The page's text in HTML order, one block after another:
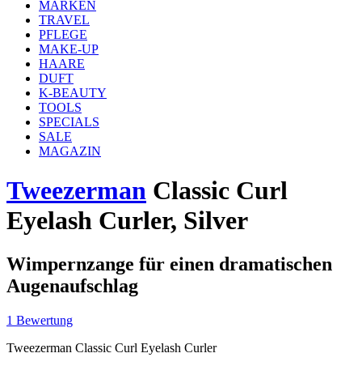
MARKEN
TRAVEL
PFLEGE
MAKE-UP
HAARE
DUFT
K-BEAUTY
TOOLS
SPECIALS
SALE
MAGAZIN
Tweezerman Classic Curl
Eyelash Curler, Silver
Wimpernzange für einen dramatischen
Augenaufschlag
1 Bewertung
Tweezerman Classic Curl Eyelash Curler